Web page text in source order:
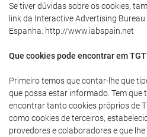
Se tiver dúvidas sobre os cookies,
link da Interactive Advertising Bureau
Espanha: http://www.iabspain.net
Que cookies pode encontrar em
Primeiro temos que contar-lhe que
que possa estar informado. Tem que
encontrar tanto cookies próprios de
como cookies de terceiros,
provedores e colaboradores e que